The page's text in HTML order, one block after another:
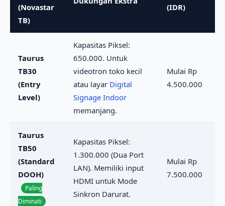
(Novastar
TB)
(IDR)
Taurus
TB30
(Entry
Level)
Kapasitas Piksel:
650.000. Untuk
videotron toko kecil
atau layar Digital
Signage Indoor
memanjang.
Mulai Rp
4.500.000
Taurus
TB50
(Standard
DOOH)
Paling
Diminati
Kapasitas Piksel:
1.300.000 (Dua Port
LAN). Memiliki input
HDMI untuk Mode
Sinkron Darurat.
Mulai Rp
7.500.000